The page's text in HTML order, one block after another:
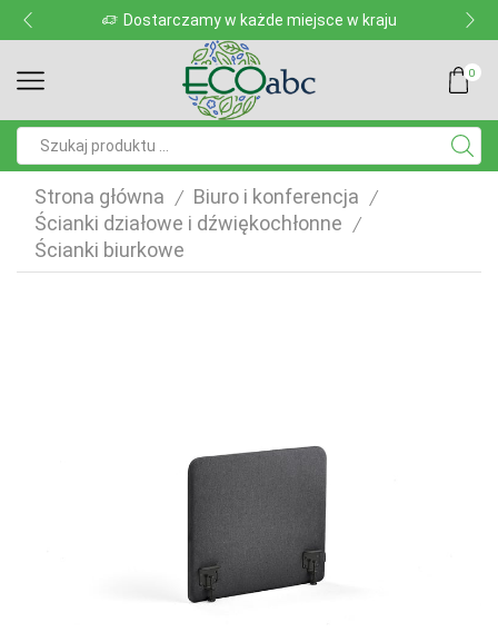
Dostarczamy w każde miejsce w kraju
0
Strona główna / Biuro i konferencja /
Ścianki działowe i dźwiękochłonne /
Ścianki biurkowe